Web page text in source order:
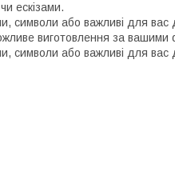
ескізами.
символи або важливі для вас
виготовлення за вашими
символи або важливі для вас